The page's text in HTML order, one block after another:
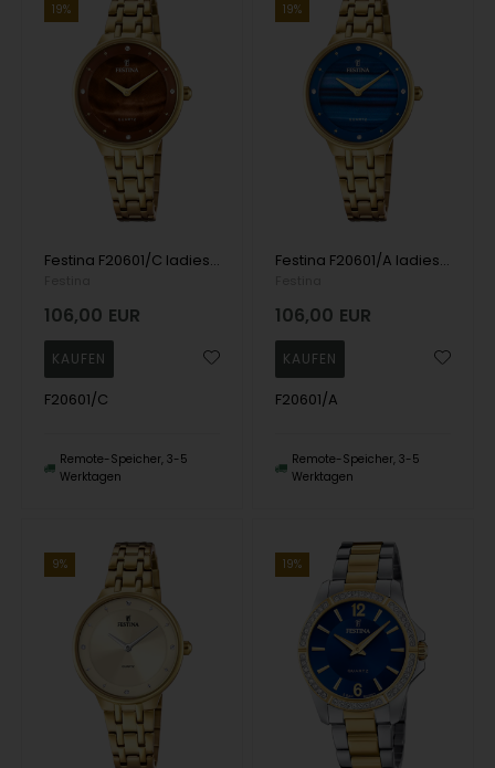
19%
Festina F20601/C ladies watch Mademoiselle 30mm 5ATM
106,00 EUR
F20601/C
Remote-Speicher, 3-5
Werktagen
19%
Festina F20601/A ladies watch Mademoiselle 30mm 5ATM
106,00 EUR
F20601/A
Remote-Speicher, 3-5
Werktagen
9% 19%